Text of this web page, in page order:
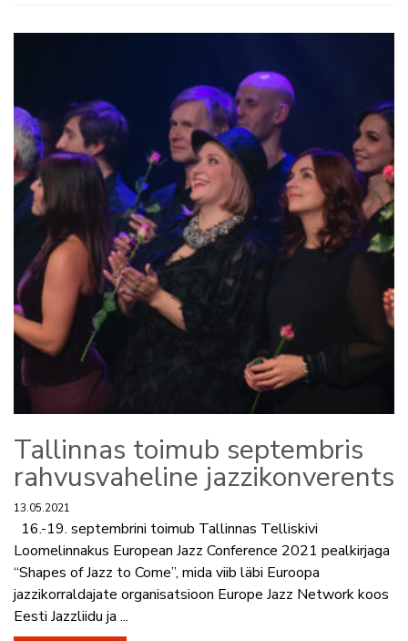
Tallinnas toimub septembris
rahvusvaheline jazzikonverents
13.05.2021
16.-19. septembrini toimub Tallinnas Telliskivi
Loomelinnakus European Jazz Conference 2021 pealkirjaga
“Shapes of Jazz to Come”, mida viib läbi Euroopa
jazzikorraldajate organisatsioon Europe Jazz Network koos
Eesti Jazzliidu ja ...